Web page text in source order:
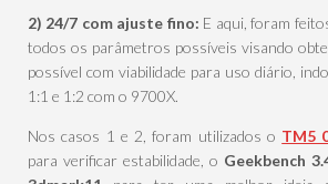
2) 24/7 com ajuste fino: E aqui, foram
todos os parâmetros possíveis visando
possível com viabilidade para uso diário,
1:1 e 1:2 com o 9700X.
Nos casos 1 e 2, foram utilizados o TM5
para verificar estabilidade, o Geekbench